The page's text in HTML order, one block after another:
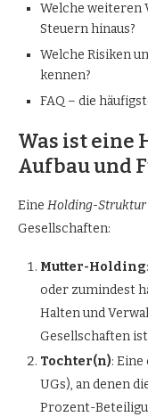
Welche weiteren
Steuern hinaus?
Welche Risiken
kennen?
FAQ – die
Was ist eine
Aufbau und
Eine Holding-Struktur
Gesellschaften:
Mutter-Holding
oder zumindest
Halten und
Gesellschaften ist
Tochter(n):
UGs), an denen
Prozent-